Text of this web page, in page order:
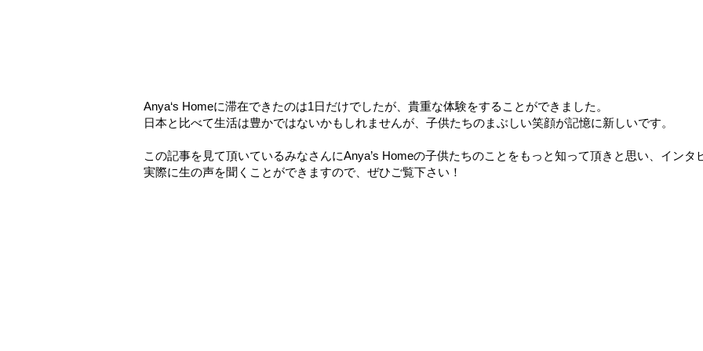
Anya‘s Homeに滞在できたのは1日だけでしたが、貴重な体験をすることができました。
日本と比べて生活は豊かではないかもしれませんが、子供たちのまぶしい笑顔が記憶に新しいです。
この記事を見て頂いているみなさんにAnya’s Homeの子供たちのことをもっと知って頂きと思い、インタ
実際に生の声を聞くことができますので、ぜひご覧下さい！